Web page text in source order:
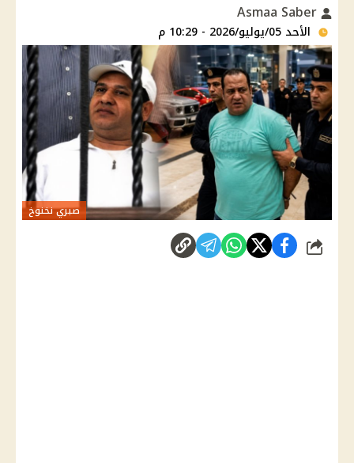
الأحد 05/يوليو/2026 - 10:29 م
صبري نخنوخ
شارك